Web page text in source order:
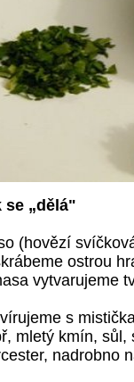
se „dělá"
(hovězí
ostrou
vytvarujeme
s
mletý kmín, sůl,
nadrobno